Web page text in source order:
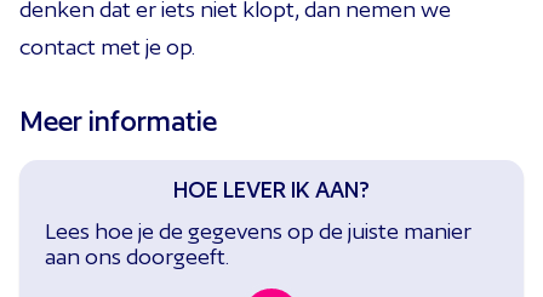
denken dat er iets niet klopt, dan nemen we
contact met je op.
Meer informatie
HOE LEVER IK AAN?
Lees hoe je de gegevens op de juiste manier
aan ons doorgeeft.